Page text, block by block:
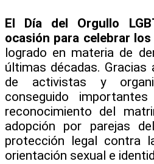
El Día del Orgullo
ocasión para celebrar los
logrado en materia de
últimas décadas.
de activistas y
conseguido
reconocimiento del
adopción por parejas
protección legal contra
orientación sexual e